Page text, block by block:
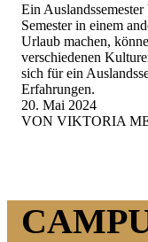
Ein
Semester in einem
Urlaub machen,
verschiedenen
sich für ein
Erfahrungen.
20. Mai 2024
VON VIKTORIA